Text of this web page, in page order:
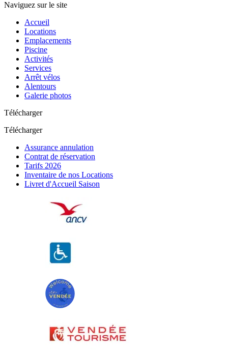
Naviguez sur le site
Accueil
Locations
Emplacements
Piscine
Activités
Services
Arrêt vélos
Alentours
Galerie photos
Télécharger
Télécharger
Assurance annulation
Contrat de réservation
Tarifs 2026
Inventaire de nos Locations
Livret d'Accueil Saison